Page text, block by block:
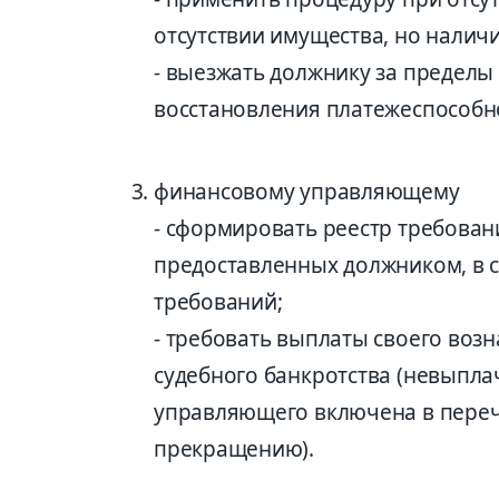
отсутствии имущества, но
- выезжать должнику за
восстановления
финансовому управляющему
- сформировать реестр
предоставленных должником, в
требований;
- требовать выплаты своего
судебного банкротства
управляющего включена в
прекращению).